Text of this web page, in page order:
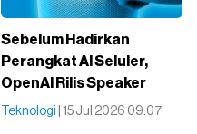
Sebelum Hadirkan
Perangkat AI Seluler,
OpenAI Rilis Speaker
Teknologi | 15 Jul 2026 09:07